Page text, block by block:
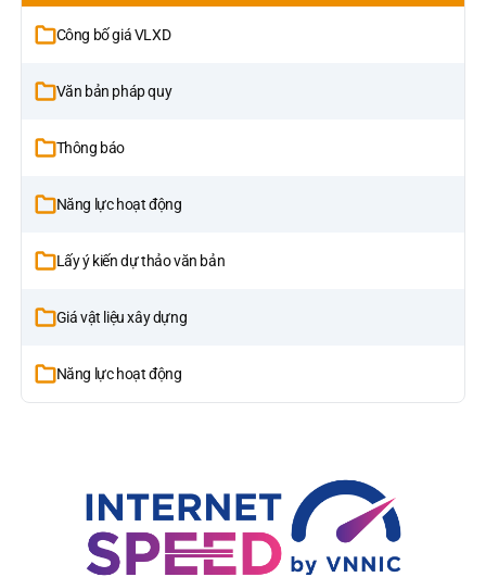
Công bố giá VLXD
Văn bản pháp quy
Thông báo
Năng lực hoạt động
Lấy ý kiến dự thảo văn bản
Giá vật liệu xây dựng
Năng lực hoạt động